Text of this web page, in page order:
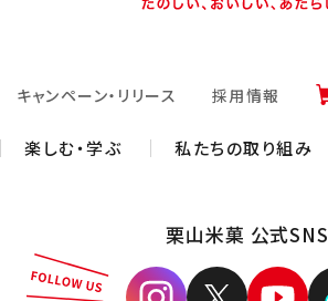
キャンペーン・リリース 採用情報
楽しむ・学ぶ 私たちの取り組み
栗山米菓 公式SNS